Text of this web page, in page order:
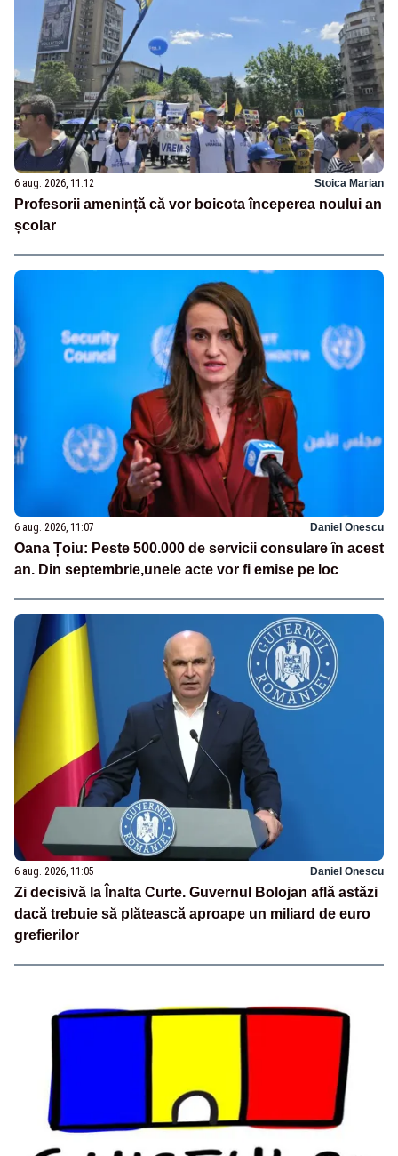
6 aug. 2026, 11:12 Stoica Marian
Profesorii amenință că vor boicota începerea noului an
școlar
6 aug. 2026, 11:07 Daniel Onescu
Oana Țoiu: Peste 500.000 de servicii consulare în acest
an. Din septembrie,unele acte vor fi emise pe loc
6 aug. 2026, 11:05 Daniel Onescu
Zi decisivă la Înalta Curte. Guvernul Bolojan află astăzi
dacă trebuie să plătească aproape un miliard de euro
grefierilor